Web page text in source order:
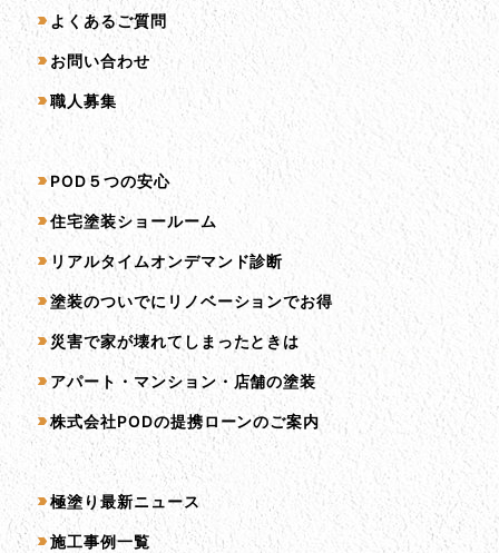
よくあるご質問
お問い合わせ
職人募集
サービス一覧
POD５つの安心
住宅塗装ショールーム
リアルタイムオンデマンド診断
塗装のついでにリノベーションでお得
災害で家が壊れてしまったときは
アパート・マンション・店舗の塗装
株式会社PODの提携ローンのご案内
コンテンツ一覧
極塗り最新ニュース
施工事例一覧